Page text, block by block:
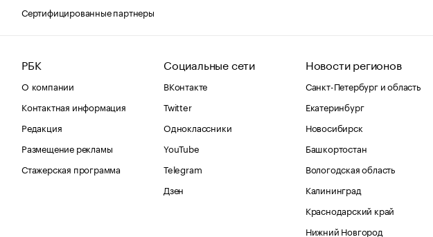
Сертифицированные партнеры
РБК
О компании
Контактная информация
Редакция
Размещение рекламы
Стажерская программа
Социальные сети
ВКонтакте
Twitter
Одноклассники
YouTube
Telegram
Дзен
Новости регионов
Санкт-Петербург и область
Екатеринбург
Новосибирск
Башкортостан
Вологодская область
Калининград
Краснодарский край
Нижний Новгород